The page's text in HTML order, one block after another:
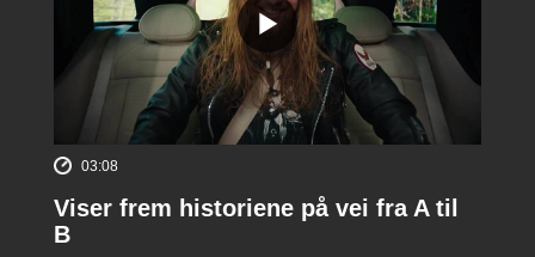
03:08
Viser frem historiene på vei fra A til
B